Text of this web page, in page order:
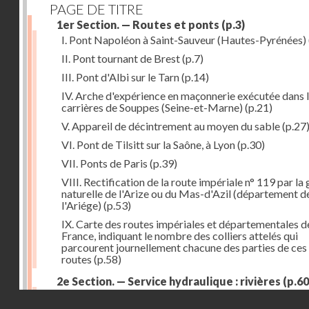
PAGE DE TITRE
1er Section. — Routes et ponts (p.3)
I. Pont Napoléon à Saint-Sauveur (Hautes-Pyrénées)
II. Pont tournant de Brest(p.7)
III. Pont d'Albi sur le Tarn(p.14)
IV. Arche d'expérience en maçonnerie exécutée dans
carrières de Souppes (Seine-et-Marne) (p.21)
V. Appareil de décintrement au moyen du sable(p.27)
VI. Pont de Tilsitt sur la Saône, à Lyon(p.30)
VII. Ponts de Paris (p.39)
VIII. Rectification de la route impériale n° 119 par la
naturelle de l'Arize ou du Mas-d'Azil (département
l'Ariége) (p.53)
IX. Carte des routes impériales et départementales
France, indiquant le nombre des colliers attelés qui
parcourent journellement chacune des parties de ces
routes (p.58)
2e Section. — Service hydraulique : rivières